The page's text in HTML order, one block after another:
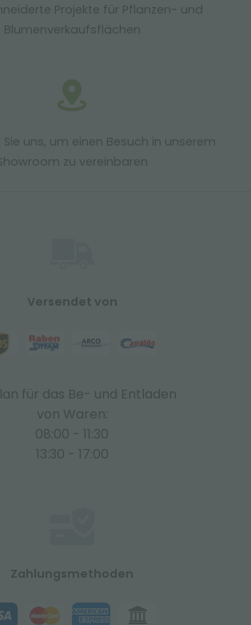
Projekte für Pflanzen- und
Blumenverkaufsflächen
uns, um einen Besuch in unserem
zu vereinbaren
Versendet von
für das Be- und Entladen
von Waren:
08:00 - 11:30
13:30 - 17:00
Zahlungsmethoden